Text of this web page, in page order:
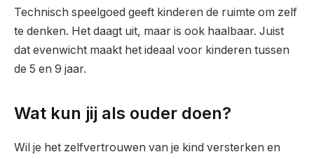
Technisch speelgoed geeft kinderen de ruimte om zelf
te denken. Het daagt uit, maar is ook haalbaar. Juist
dat evenwicht maakt het ideaal voor kinderen tussen
de 5 en 9 jaar.
Wat kun jij als ouder doen?
Wil je het zelfvertrouwen van je kind versterken en